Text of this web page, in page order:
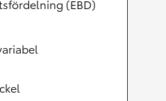
(EBD)